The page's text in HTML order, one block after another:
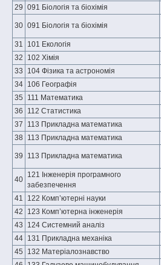
29 091 Біологія та біохімія
30 091 Біологія та біохімія
31
101 Екологія
32
102 Хімія
33
104 Фізика та астрономія
34 106 Географія
35
111 Математика
36
112 Статистика
37
113 Прикладна математика
38
113 Прикладна математика
39 113 Прикладна математика
40
121 Інженерія програмного
забезпечення
41
122 Комп’ютерні науки
42
123 Комп’ютерна інженерія
43
124 Системний аналіз
44 131 Прикладна механіка
45
132 Матеріалознавство